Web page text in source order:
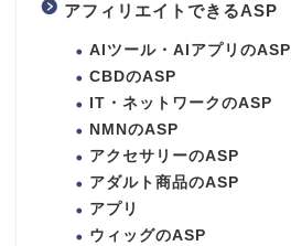
アフィリエイトできるASP
AIツール・AIアプリのASP
CBDのASP
IT・ネットワークのASP
NMNのASP
アクセサリーのASP
アダルト商品のASP
アプリ
ウィッグのASP